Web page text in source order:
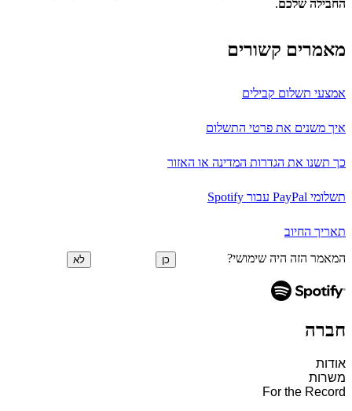
החבילה שלכם.
מאמרים קשורים
אמצעי תשלום קבילים
איך משנים את פרטי התשלום
כך תשנו את הגדרות המדינה או האזור
תשלומי PayPal עבור Spotify
תאריך החיוב
המאמר הזה היה שימושי? כן לא
חברה
אודות
משרות
For the Record